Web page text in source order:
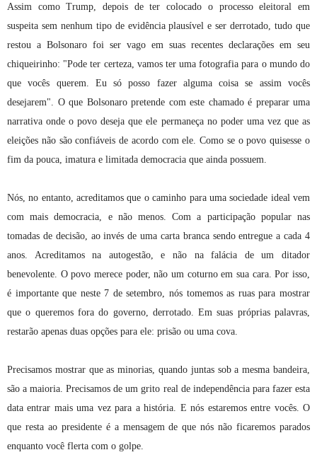
Assim como Trump, depois de ter colocado o processo eleitoral em
suspeita sem nenhum tipo de evidência plausível e ser derrotado, tudo que
restou a Bolsonaro foi ser vago em suas recentes declarações em seu
chiqueirinho: "Pode ter certeza, vamos ter uma fotografia para o mundo do
que vocês querem. Eu só posso fazer alguma coisa se assim vocês
desejarem". O que Bolsonaro pretende com este chamado é preparar uma
narrativa onde o povo deseja que ele permaneça no poder uma vez que as
eleições não são confiáveis de acordo com ele. Como se o povo quisesse o
fim da pouca, imatura e limitada democracia que ainda possuem.
Nós, no entanto, acreditamos que o caminho para uma sociedade ideal vem
com mais democracia, e não menos. Com a participação popular nas
tomadas de decisão, ao invés de uma carta branca sendo entregue a cada 4
anos. Acreditamos na autogestão, e não na falácia de um ditador
benevolente. O povo merece poder, não um coturno em sua cara. Por isso,
é importante que neste 7 de setembro, nós tomemos as ruas para mostrar
que o queremos fora do governo, derrotado. Em suas próprias palavras,
restarão apenas duas opções para ele: prisão ou uma cova.
Precisamos mostrar que as minorias, quando juntas sob a mesma bandeira,
são a maioria. Precisamos de um grito real de independência para fazer esta
data entrar mais uma vez para a história. E nós estaremos entre vocês. O
que resta ao presidente é a mensagem de que nós não ficaremos parados
enquanto você flerta com o golpe.